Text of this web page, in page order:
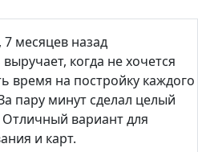
, 7 месяцев назад
когда не хочется
время на постройку каждого
пару минут сделал целый
Отличный вариант для
и карт.